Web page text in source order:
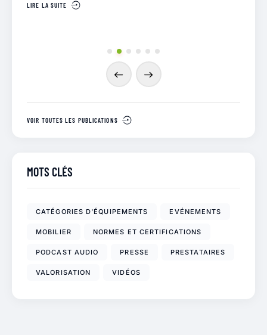
LIRE LA SUITE
VOIR TOUTES LES PUBLICATIONS
MOTS CLÉS
CATÉGORIES D'ÉQUIPEMENTS EVÉNEMENTS
MOBILIER NORMES ET CERTIFICATIONS
PODCAST AUDIO PRESSE PRESTATAIRES
VALORISATION VIDÉOS